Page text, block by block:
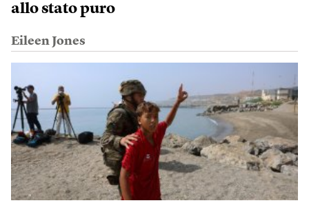
allo stato puro
Eileen Jones